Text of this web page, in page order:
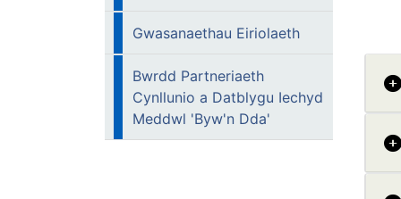
Gwasanaethau Eiriolaeth
Bwrdd Partneriaeth
Cynllunio a Datblygu Iechyd
Meddwl 'Byw'n Dda'